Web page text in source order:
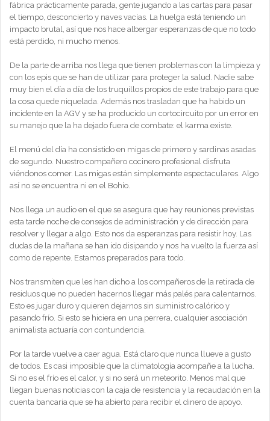
fábrica prácticamente parada, gente jugando a las cartas para pasar
el tiempo, desconcierto y naves vacías. La huelga está teniendo un
impacto brutal, así que nos hace albergar esperanzas de que no todo
está perdido, ni mucho menos.
De la parte de arriba nos llega que tienen problemas con la limpieza y
con los epis que se han de utilizar para proteger la salud. Nadie sabe
muy bien el día a día de los truquillos propios de este trabajo para que
la cosa quede niquelada. Además nos trasladan que ha habido un
incidente en la AGV y se ha producido un cortocircuito por un error en
su manejo que la ha dejado fuera de combate: el karma existe.
El menú del día ha consistido en migas de primero y sardinas asadas
de segundo. Nuestro compañero cocinero profesional disfruta
viéndonos comer. Las migas están simplemente espectaculares. Algo
así no se encuentra ni en el Bohío.
Nos llega un audio en el que se asegura que hay reuniones previstas
esta tarde noche de consejos de administración y de dirección para
resolver y llegar a algo. Esto nos da esperanzas para resistir hoy. Las
dudas de la mañana se han ido disipando y nos ha vuelto la fuerza así
como de repente. Estamos preparados para todo.
Nos transmiten que les han dicho a los compañeros de la retirada de
residuos que no pueden hacernos llegar más palés para calentarnos.
Esto es jugar duro y quieren dejarnos sin suministro calórico y
pasando frío. Si esto se hiciera en una perrera, cualquier asociación
animalista actuaría con contundencia.
Por la tarde vuelve a caer agua. Está claro que nunca llueve a gusto
de todos. Es casi imposible que la climatología acompañe a la lucha.
Si no es el frío es el calor, y si no será un meteorito. Menos mal que
llegan buenas noticias con la caja de resistencia y la recaudación en la
cuenta bancaria que se ha abierto para recibir el dinero de apoyo.